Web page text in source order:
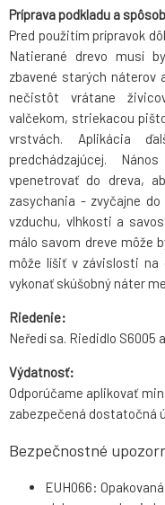
Príprava podkladu a
Pred použitím prípravok
Natierané drevo musí
zbavené starých náterov
nečistôt vrátane
valčekom, striekacou
vrstvách. Aplikácia
predchádzajúcej.
vpenetrovať do dreva,
zasychania - zvyčajne
vzduchu, vlhkosti a
málo savom dreve môže
môže líšiť v závislosti na
vykonať skúšobný náter
Riedenie:
Neředí sa. Riedidlo S6005
Výdatnosť:
Odporúčame aplikovať
zabezpečená dostatočná
Bezpečnostné
EUH066: